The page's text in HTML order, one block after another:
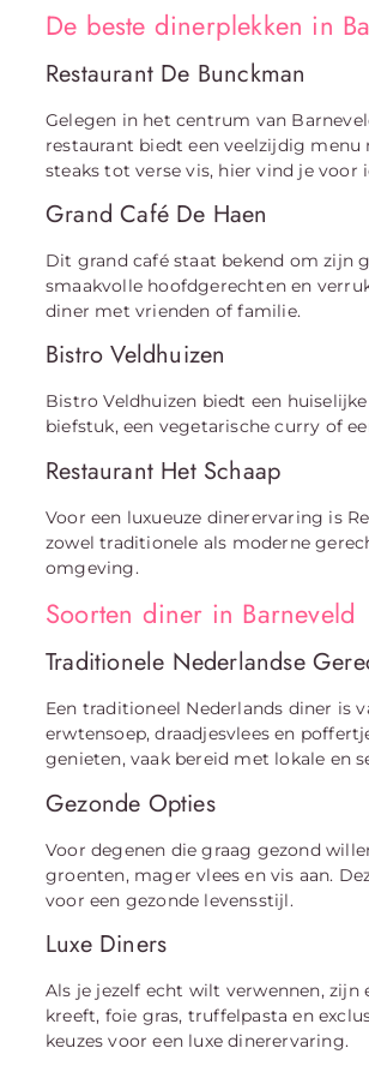
De beste dinerplekken in
Restaurant De Bunckman
Gelegen in het centrum van
restaurant biedt een veelzijdig menu
steaks tot verse vis, hier vind je voor
Grand Café De Haen
Dit grand café staat bekend om zijn
smaakvolle hoofdgerechten en
diner met vrienden of familie.
Bistro Veldhuizen
Bistro Veldhuizen biedt een
biefstuk, een vegetarische curry of
Restaurant Het Schaap
Voor een luxueuze dinerervaring is
zowel traditionele als moderne
omgeving.
Soorten diner in Barneveld
Traditionele Nederlandse
Een traditioneel Nederlands diner is
erwtensoep, draadjesvlees en
genieten, vaak bereid met lokale en
Gezonde Opties
Voor degenen die graag gezond
groenten, mager vlees en vis aan.
voor een gezonde levensstijl.
Luxe Diners
Als je jezelf echt wilt verwennen, zijn
kreeft, foie gras, truffelpasta en
keuzes voor een luxe dinerervaring.